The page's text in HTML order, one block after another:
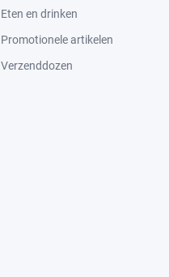
Eten en drinken
Promotionele artikelen
Verzenddozen